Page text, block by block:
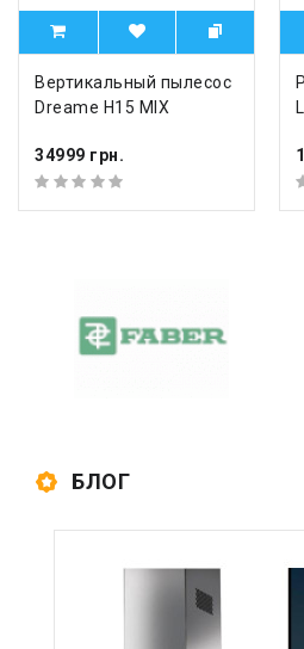
Вертикальный пылесос
Dreame H15 MIX
34999 грн.
БЛОГ